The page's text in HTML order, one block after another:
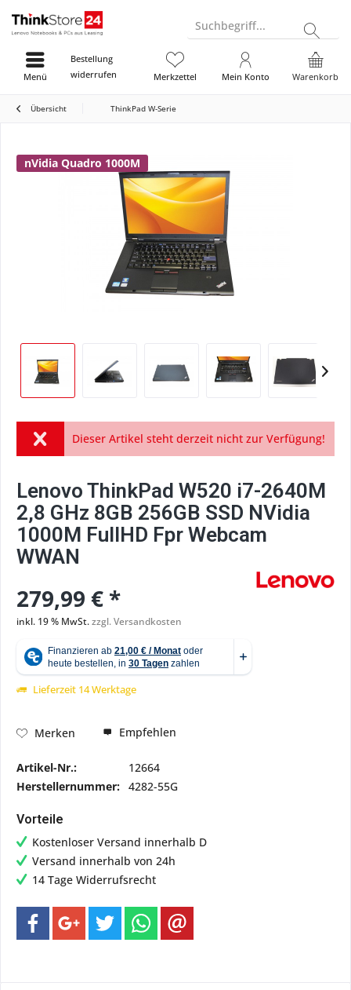
Suchbegriff...
Bestellung
widerrufen
Warenkorb
Merkzettel Mein Konto
Menü
Übersicht ThinkPad W-Serie
nVidia Quadro 1000M
Dieser Artikel steht derzeit nicht zur Verfügung!
Lenovo ThinkPad W520 i7-2640M
2,8 GHz 8GB 256GB SSD NVidia
1000M FullHD Fpr Webcam
WWAN
279,99 € *
inkl. 19 % MwSt.zzgl. Versandkosten
Lieferzeit 14 Werktage
Merken Empfehlen
Artikel-Nr.:
12664
Herstellernummer: 4282-55G
Vorteile
Kostenloser Versand innerhalb D
Versand innerhalb von 24h
14 Tage Widerrufsrecht